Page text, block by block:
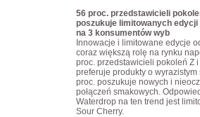
56 proc. przedstawicieli
poszukuje limitowanych edycji
na 3 konsumentów wyb
Innowacje i limitowane edycje
coraz większą rolę na rynku
proc. przedstawicieli pokoleń Z i
preferuje produkty o wyrazistym
proc. poszukuje nowych i
połączeń smakowych.
Waterdrop na ten trend jest
Sour Cherry.